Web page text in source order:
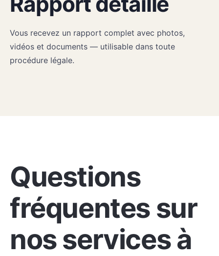
Vous recevez un rapport complet avec photos,
vidéos et documents — utilisable dans toute
procédure légale.
Questions
fréquentes sur
nos services à